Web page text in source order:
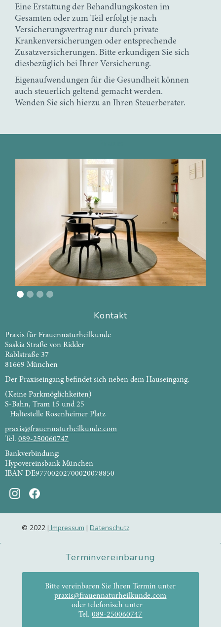
Eine Erstattung der Behandlungskosten im
Gesamten oder zum Teil erfolgt je nach
Versicherungsvertrag nur durch private
Krankenversicherungen oder entsprechende
Zusatzversicherungen. Bitte erkundigen Sie sich
diesbezüglich bei Ihrer Versicherung.
Eigenaufwendungen für die Gesundheit können
auch steuerlich geltend gemacht werden.
Wenden Sie sich hierzu an Ihren Steuerberater.
Kontakt
Praxis für Frauennaturheilkunde
Saskia Straße von Ridder
Rablstraße 37
81669 München
Der Praxiseingang befindet sich neben dem Hauseingang.
(Keine Parkmöglichkeiten)
S-Bahn, Tram 15 und 25
Haltestelle Rosenheimer Platz
praxis@frauennaturheilkunde.com
Tel. 089-250060747
Bankverbindung:
Hypovereinsbank München
IBAN DE97700202700020078850
© 2022 | Impressum | Datenschutz
Terminvereinbarung
Bitte vereinbaren Sie Ihren Termin unter
praxis@frauennaturheilkunde.com
oder telefonisch unter
Tel.089-250060747